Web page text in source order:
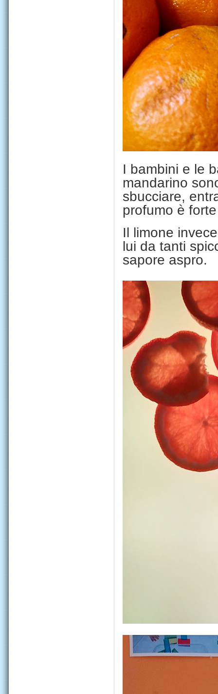
I bambini e le
mandarino
sbucciare,
profumo è
Il limone
lui da tanti
sapore aspro.